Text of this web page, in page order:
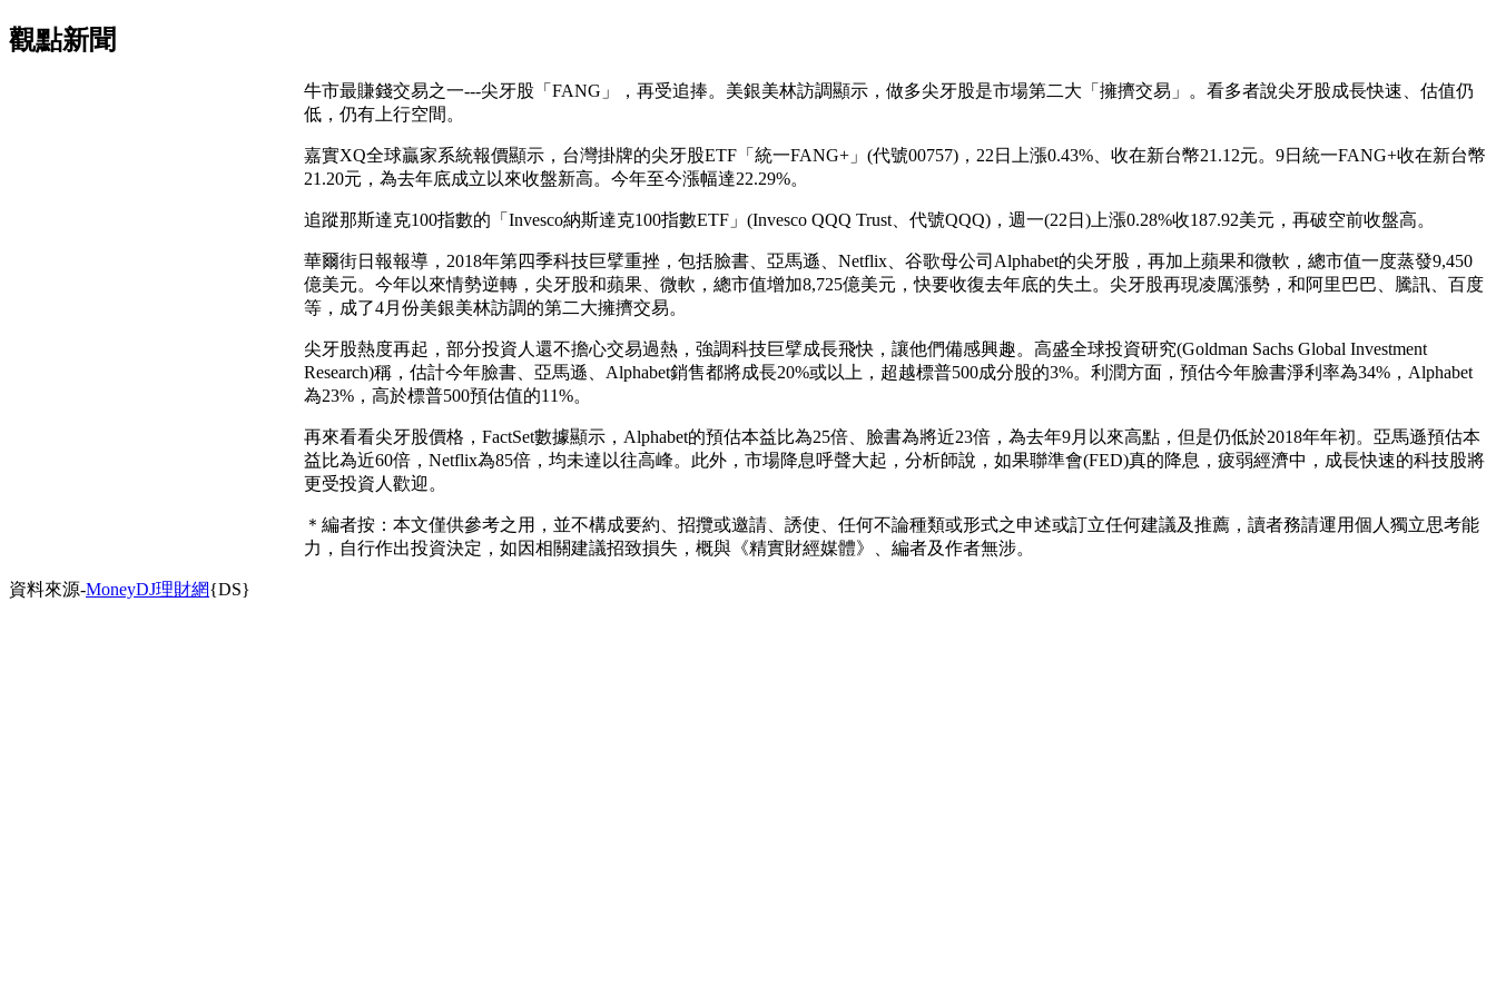
觀點新聞
牛市最賺錢交易之一---尖牙股「FANG」，再受追捧。美銀美林訪調顯示，做多尖牙股是市場第二大「擁擠交易」。看多者說尖牙股成長快速、估值仍
低，仍有上行空間。
嘉實XQ全球贏家系統報價顯示，台灣掛牌的尖牙股ETF「統一FANG+」(代號00757)，22日上漲0.43%、收在新台幣21.12元。9日統一FANG+收在新台幣
21.20元，為去年底成立以來收盤新高。今年至今漲幅達22.29%。
追蹤那斯達克100指數的「Invesco納斯達克100指數ETF」(Invesco QQQ Trust、代號QQQ)，週一(22日)上漲0.28%收187.92美元，再破空前收盤高。
華爾街日報報導，2018年第四季科技巨擘重挫，包括臉書、亞馬遜、Netflix、谷歌母公司Alphabet的尖牙股，再加上蘋果和微軟，總市值一度蒸發9,450
億美元。今年以來情勢逆轉，尖牙股和蘋果、微軟，總市值增加8,725億美元，快要收復去年底的失土。尖牙股再現凌厲漲勢，和阿里巴巴、騰訊、百度
等，成了4月份美銀美林訪調的第二大擁擠交易。
尖牙股熱度再起，部分投資人還不擔心交易過熱，強調科技巨擘成長飛快，讓他們備感興趣。高盛全球投資研究(Goldman Sachs Global Investment
Research)稱，估計今年臉書、亞馬遜、Alphabet銷售都將成長20%或以上，超越標普500成分股的3%。利潤方面，預估今年臉書淨利率為34%，Alphabet
為23%，高於標普500預估值的11%。
再來看看尖牙股價格，FactSet數據顯示，Alphabet的預估本益比為25倍、臉書為將近23倍，為去年9月以來高點，但是仍低於2018年年初。亞馬遜預估本
益比為近60倍，Netflix為85倍，均未達以往高峰。此外，市場降息呼聲大起，分析師說，如果聯準會(FED)真的降息，疲弱經濟中，成長快速的科技股將
更受投資人歡迎。
＊編者按：本文僅供參考之用，並不構成要約、招攬或邀請、誘使、任何不論種類或形式之申述或訂立任何建議及推薦，讀者務請運用個人獨立思考能
力，自行作出投資決定，如因相關建議招致損失，概與《精實財經媒體》、編者及作者無涉。
資料來源-MoneyDJ理財網{DS}